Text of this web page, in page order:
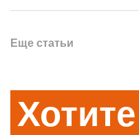
Еще статьи